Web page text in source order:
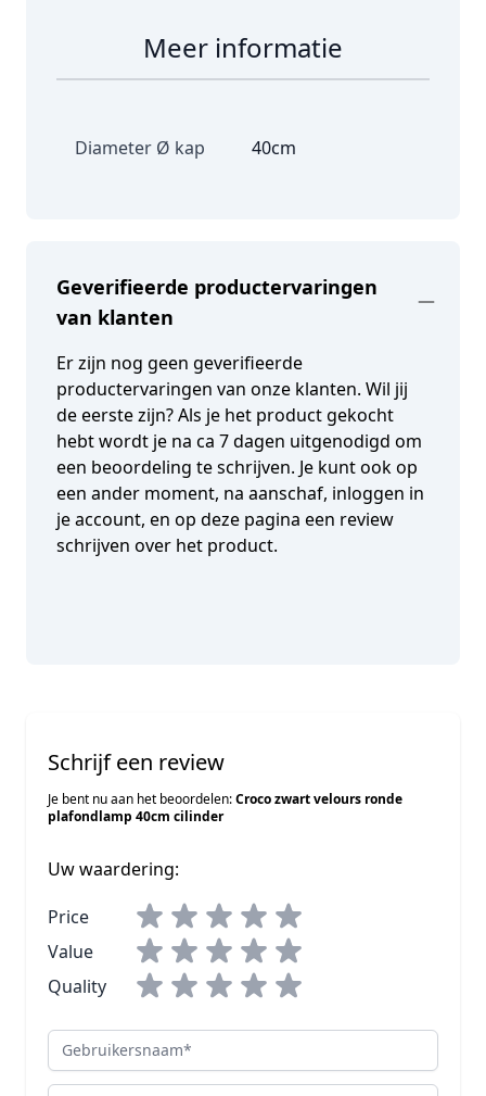
Meer informatie
Diameter Ø kap 40cm
Geverifieerde productervaringen
van klanten
Er zijn nog geen geverifieerde
productervaringen van onze klanten. Wil jij
de eerste zijn? Als je het product gekocht
hebt wordt je na ca 7 dagen uitgenodigd om
een beoordeling te schrijven. Je kunt ook op
een ander moment, na aanschaf, inloggen in
je account, en op deze pagina een review
schrijven over het product.
Schrijf een review
Je bent nu aan het beoordelen:Croco zwart velours ronde
plafondlamp 40cm cilinder
Uw waardering:
Price
Value
Quality
Gebruikersnaam